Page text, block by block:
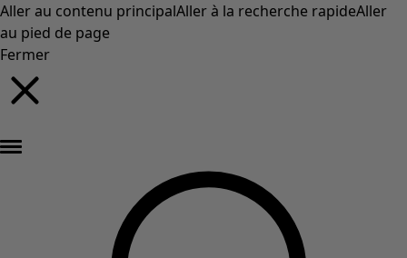
Aller au contenu principalAller à la recherche rapideAller
au pied de page
Fermer